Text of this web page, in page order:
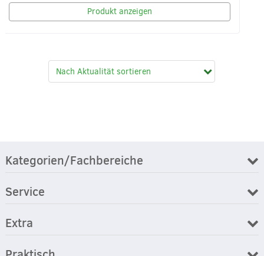
Produkt anzeigen
Kategorien/Fachbereiche
Service
Extra